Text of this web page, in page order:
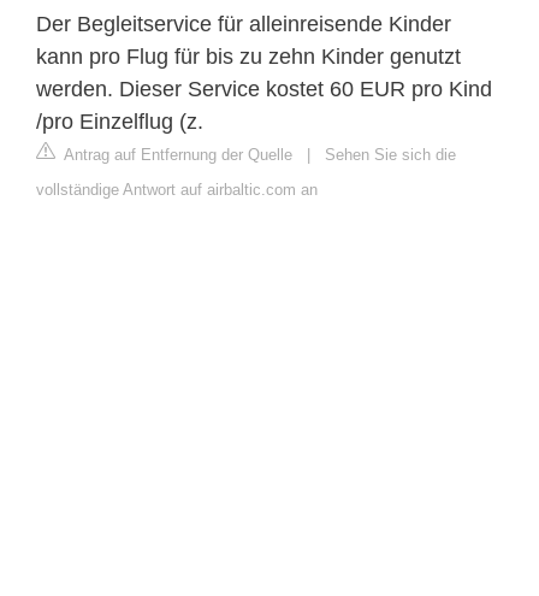
Der Begleitservice für alleinreisende Kinder
kann pro Flug für bis zu zehn Kinder genutzt
werden. Dieser Service kostet 60 EUR pro Kind
/pro Einzelflug (z.
Antrag auf Entfernung der Quelle
Sehen Sie sich die
vollständige Antwort auf airbaltic.com an